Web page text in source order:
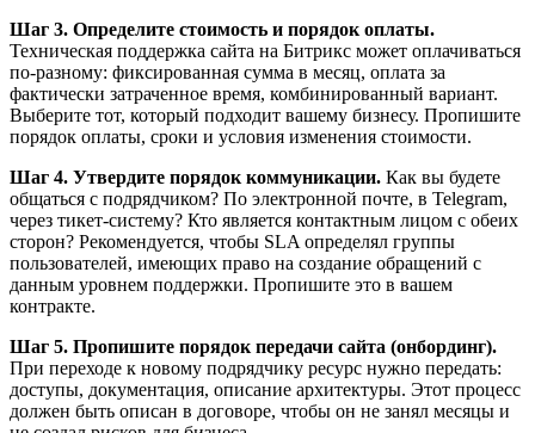
Шаг 3. Определите стоимость и порядок оплаты.
Техническая поддержка сайта на Битрикс может оплачиваться
по-разному: фиксированная сумма в месяц, оплата за
фактически затраченное время, комбинированный вариант.
Выберите тот, который подходит вашему бизнесу. Пропишите
порядок оплаты, сроки и условия изменения стоимости.
Шаг 4. Утвердите порядок коммуникации. Как вы будете
общаться с подрядчиком? По электронной почте, в Telegram,
через тикет-систему? Кто является контактным лицом с обеих
сторон? Рекомендуется, чтобы SLA определял группы
пользователей, имеющих право на создание обращений с
данным уровнем поддержки. Пропишите это в вашем
контракте.
Шаг 5. Пропишите порядок передачи сайта (онбординг).
При переходе к новому подрядчику ресурс нужно передать:
доступы, документация, описание архитектуры. Этот процесс
должен быть описан в договоре, чтобы он не занял месяцы и